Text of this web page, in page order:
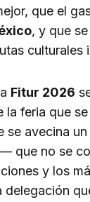
que el
, y que
culturales
Fitur 2026
la feria que
se avecina
que no se
y los